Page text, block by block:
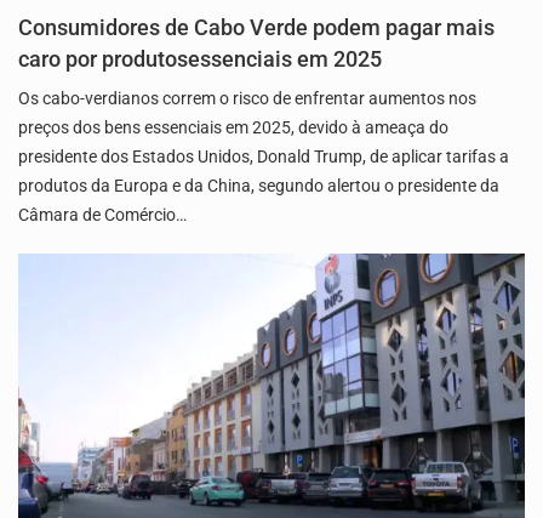
Consumidores de Cabo Verde podem pagar mais
caro por produtosessenciais em 2025
Os cabo-verdianos correm o risco de enfrentar aumentos nos
preços dos bens essenciais em 2025, devido à ameaça do
presidente dos Estados Unidos, Donald Trump, de aplicar tarifas a
produtos da Europa e da China, segundo alertou o presidente da
Câmara de Comércio…